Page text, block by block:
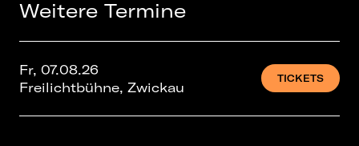
Weitere Termine
Fr, 07.08.26
Freilichtbühne, Zwickau
TICKETS